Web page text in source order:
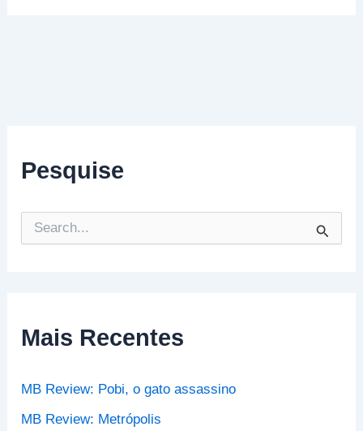
Pesquise
e
s
a
o
:
Mais Recentes
MB Review: Pobi, o gato assassino
MB Review: Metrópolis